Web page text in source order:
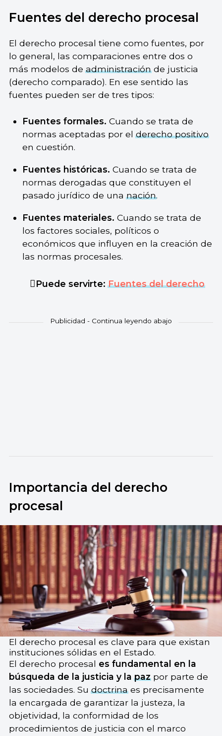
Fuentes del derecho procesal
El derecho procesal tiene como fuentes, por
lo general, las comparaciones entre dos o
más modelos deadministraciónde justicia
(derecho comparado). En ese sentido las
fuentes pueden ser de tres tipos:
Fuentes formales. Cuando se trata de
normas aceptadas por elderecho positivo
en cuestión.
Fuentes históricas. Cuando se trata de
normas derogadas que constituyen el
pasado jurídico de unanación.
Fuentes materiales. Cuando se trata de
los factores sociales, políticos o
económicos que influyen en la creación de
las normas procesales.
Puede servirte:Fuentes del derecho
Importancia del derecho
procesal
El derecho procesal es clave para que existan
instituciones sólidas en el Estado.
El derecho procesal es fundamental en la
búsqueda de la justicia y lapazpor parte de
las sociedades. Sudoctrinaes precisamente
la encargada de garantizar la justeza, la
objetividad, la conformidad de los
procedimientos de justicia con el marco